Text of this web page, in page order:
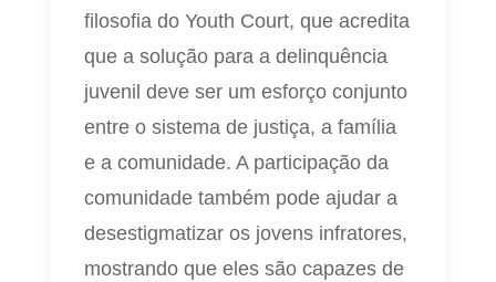
filosofia do Youth Court, que acredita
que a solução para a delinquência
juvenil deve ser um esforço conjunto
entre o sistema de justiça, a família
e a comunidade. A participação da
comunidade também pode ajudar a
desestigmatizar os jovens infratores,
mostrando que eles são capazes de